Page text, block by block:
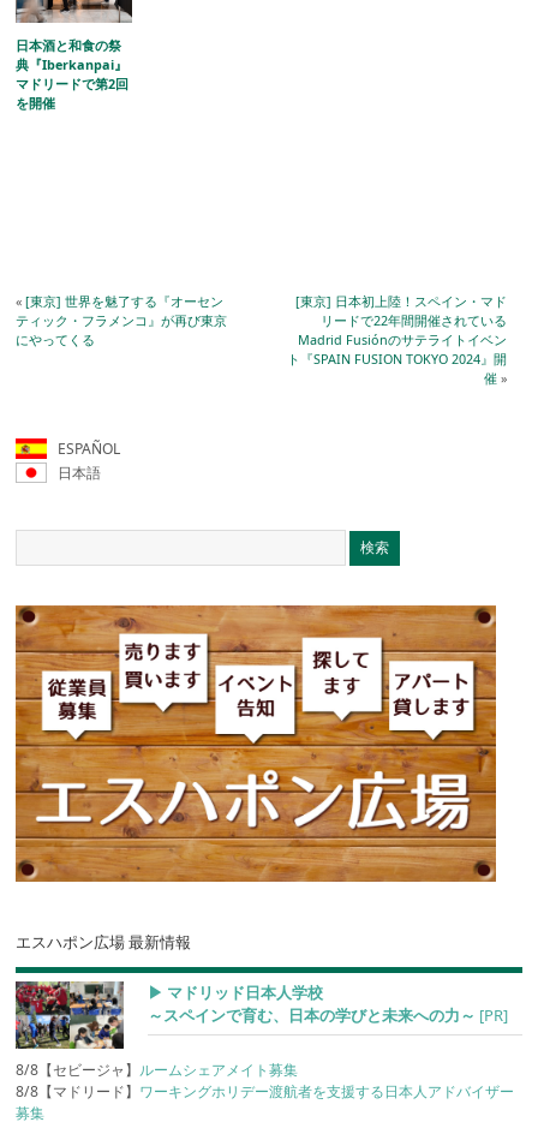
日本酒と和食の祭
典『Iberkanpai』
マドリードで第2回
を開催
«[東京] 世界を魅了する『オーセン
ティック・フラメンコ』が再び東京
にやってくる
[東京] 日本初上陸！スペイン・マド
リードで22年間開催されている
Madrid Fusiónのサテライトイベン
ト『SPAIN FUSION TOKYO 2024』開
催»
ESPAÑOL
日本語
エスハポン広場 最新情報
▶︎ マドリッド日本人学校
～スペインで育む、日本の学びと未来への力～ [PR]
8/8【セビージャ】 ルームシェアメイト募集
8/8【マドリード】 ワーキングホリデー渡航者を支援する日本人アドバイザー
募集